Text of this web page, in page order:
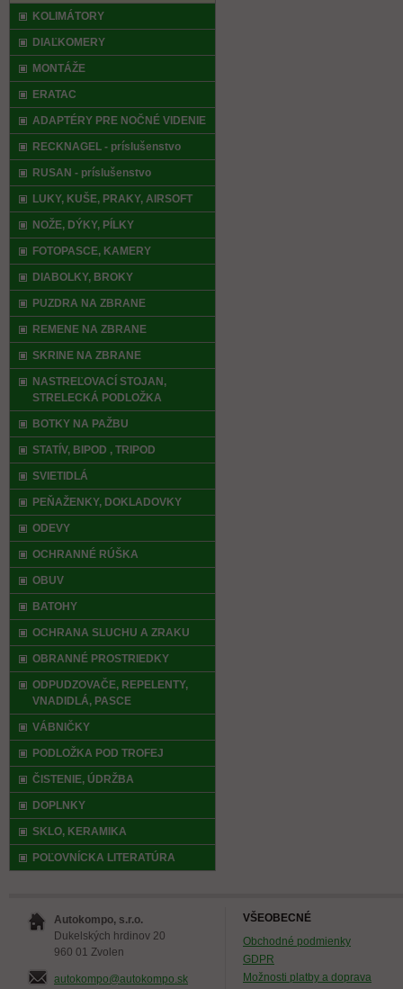
KOLIMÁTORY
DIAĽKOMERY
MONTÁŽE
ERATAC
ADAPTÉRY PRE NOČNÉ VIDENIE
RECKNAGEL - príslušenstvo
RUSAN - príslušenstvo
LUKY, KUŠE, PRAKY, AIRSOFT
NOŽE, DÝKY, PÍLKY
FOTOPASCE, KAMERY
DIABOLKY, BROKY
PUZDRA NA ZBRANE
REMENE NA ZBRANE
SKRINE NA ZBRANE
NASTREĽOVACÍ STOJAN,
STRELECKÁ PODLOŽKA
BOTKY NA PAŽBU
STATÍV, BIPOD , TRIPOD
SVIETIDLÁ
PEŇAŽENKY, DOKLADOVKY
ODEVY
OCHRANNÉ RÚŠKA
OBUV
BATOHY
OCHRANA SLUCHU A ZRAKU
OBRANNÉ PROSTRIEDKY
ODPUDZOVAČE, REPELENTY,
VNADIDLÁ, PASCE
VÁBNIČKY
PODLOŽKA POD TROFEJ
ČISTENIE, ÚDRŽBA
DOPLNKY
SKLO, KERAMIKA
POĽOVNÍCKA LITERATÚRA
Autokompo, s.r.o.
Dukelských hrdinov 20
960 01 Zvolen
autokompo@autokompo.sk
VŠEOBECNÉ
Obchodné podmienky
GDPR
Možnosti platby a doprava